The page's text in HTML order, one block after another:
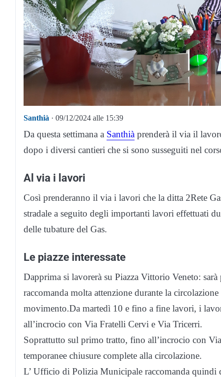
Santhià · 09/12/2024 alle 15:39
Da questa settimana a Santhià prenderà il via il
dopo i diversi cantieri che si sono susseguiti nel
Al via i lavori
Così prenderanno il via i lavori che la ditta 2Rete
stradale a seguito degli importanti lavori effettuati
delle tubature del Gas.
Le piazze interessate
Dapprima si lavorerà su Piazza Vittorio Veneto: sarà
raccomanda molta attenzione durante la
movimento.Da martedì 10 e fino a fine lavori, i
all’incrocio con Via Fratelli Cervi e Via Tricerri.
Soprattutto sul primo tratto, fino all’incrocio con
temporanee chiusure complete alla circolazione.
L’ Ufficio di Polizia Municipale raccomanda quindi